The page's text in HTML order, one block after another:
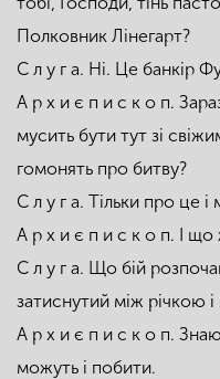
Полковник Лінегарт?
С л у г а. Ні. Це банкір
А р х и є п и с к о п.
мусить бути тут зі
гомонять про битву?
С л у г а. Тільки про це
А р х и є п и с к о п. І
С л у г а. Що бій
затиснутий між річкою
А р х и є п и с к о п.
можуть і побити.